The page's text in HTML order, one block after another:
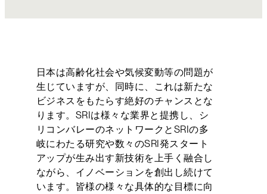
日本は高齢化社会や気候変動等の問題が
生じていますが、同時に、これは新たな
ビジネスをもたらす絶好のチャンスとな
ります。SRIは様々な業界と提携し、シ
リコンバレーのネットワークとSRIの多
岐にわたる研究や数々のSRI発スタート
アップが生み出す新技術を上手く融合し
ながら、イノベーションを創出し続けて
います。皆様の様々な具体的な目標に向